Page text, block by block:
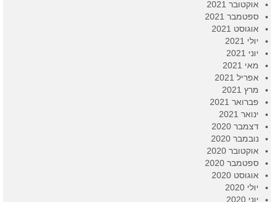
אוקטובר 2021
ספטמבר 2021
אוגוסט 2021
יולי 2021
יוני 2021
מאי 2021
אפריל 2021
מרץ 2021
פברואר 2021
ינואר 2021
דצמבר 2020
נובמבר 2020
אוקטובר 2020
ספטמבר 2020
אוגוסט 2020
יולי 2020
יוני 2020